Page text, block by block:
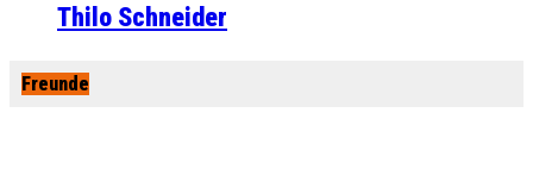
Thilo Schneider
Freunde